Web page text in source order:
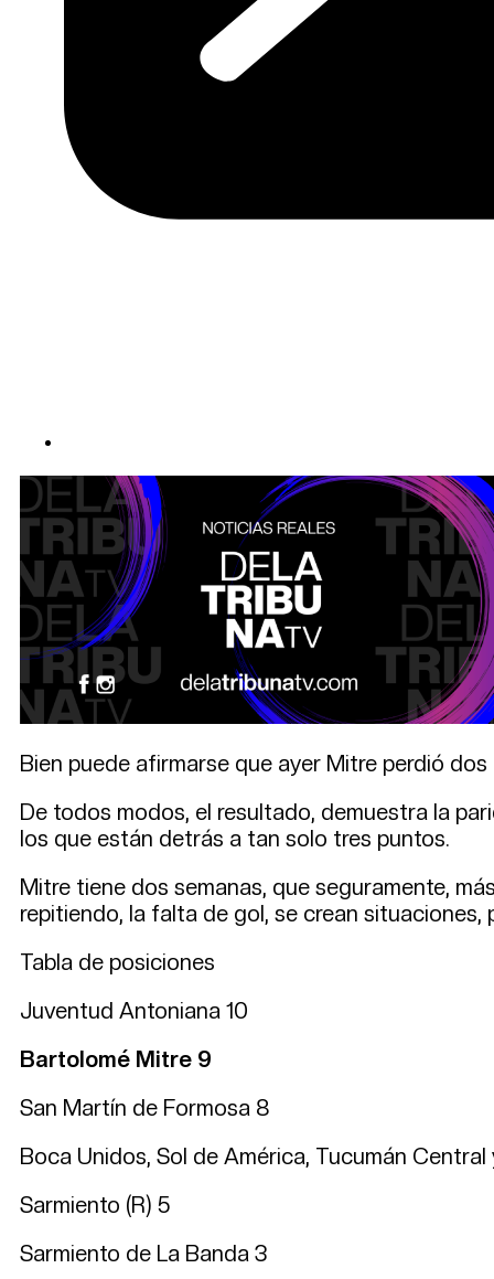
Bien puede afirmarse que ayer Mitre perdió
De todos modos, el resultado, demuestra la
los que están detrás a tan solo tres puntos.
Mitre tiene dos semanas, que seguramente,
repitiendo, la falta de gol, se crean
Tabla de posiciones
Juventud Antoniana 10
Bartolomé Mitre 9
San Martín de Formosa 8
Boca Unidos, Sol de América, Tucumán Central
Sarmiento (R) 5
Sarmiento de La Banda 3